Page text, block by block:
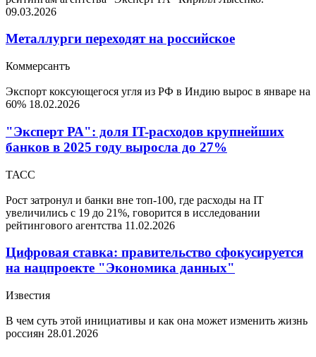
09.03.2026
Металлурги переходят на российское
Коммерсантъ
Экспорт коксующегося угля из РФ в Индию вырос в январе на
60% 18.02.2026
"Эксперт РА": доля IT-расходов крупнейших
банков в 2025 году выросла до 27%
ТАСС
Рост затронул и банки вне топ-100, где расходы на IT
увеличились с 19 до 21%, говорится в исследовании
рейтингового агентства 11.02.2026
Цифровая ставка: правительство сфокусируется
на нацпроекте "Экономика данных"
Известия
В чем суть этой инициативы и как она может изменить жизнь
россиян 28.01.2026